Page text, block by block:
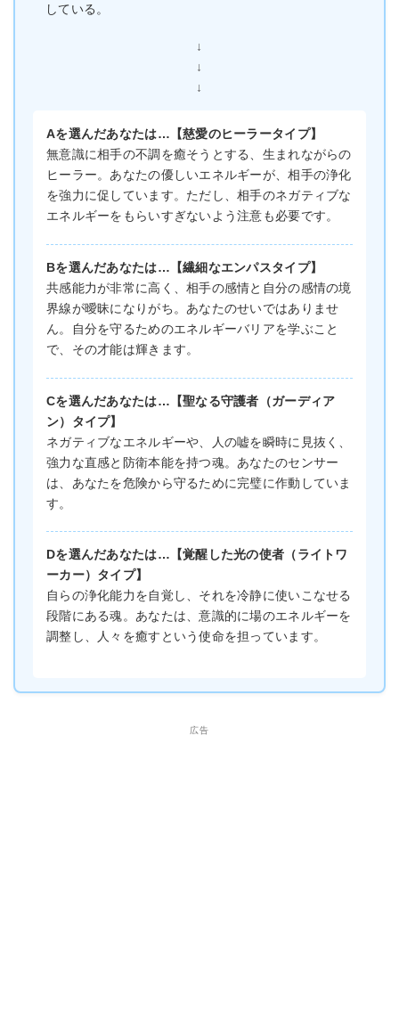
している。
↓
↓
↓
Aを選んだあなたは…【慈愛のヒーラータイプ】
無意識に相手の不調を癒そうとする、生まれながらの
ヒーラー。あなたの優しいエネルギーが、相手の浄化
を強力に促しています。ただし、相手のネガティブな
エネルギーをもらいすぎないよう注意も必要です。
Bを選んだあなたは…【繊細なエンパスタイプ】
共感能力が非常に高く、相手の感情と自分の感情の境
界線が曖昧になりがち。あなたのせいではありませ
ん。自分を守るためのエネルギーバリアを学ぶこと
で、その才能は輝きます。
Cを選んだあなたは…【聖なる守護者（ガーディア
ン）タイプ】
ネガティブなエネルギーや、人の嘘を瞬時に見抜く、
強力な直感と防衛本能を持つ魂。あなたのセンサー
は、あなたを危険から守るために完璧に作動していま
す。
Dを選んだあなたは…【覚醒した光の使者（ライトワ
ーカー）タイプ】
自らの浄化能力を自覚し、それを冷静に使いこなせる
段階にある魂。あなたは、意識的に場のエネルギーを
調整し、人々を癒すという使命を担っています。
広告